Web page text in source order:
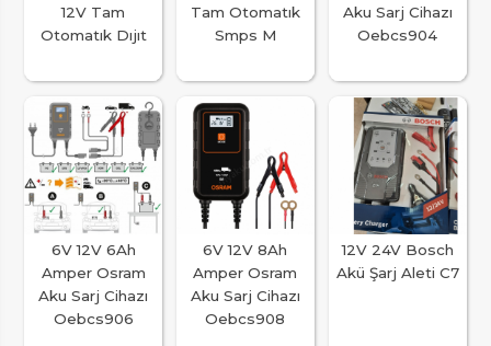
12V Tam
Otomatık Dıjıt
Tam Otomatık
Smps M
Aku Sarj Cihazı
Oebcs904
6V 12V 6Ah
Amper Osram
Aku Sarj Cihazı
Oebcs906
6V 12V 8Ah
Amper Osram
Aku Sarj Cihazı
Oebcs908
12V 24V Bosch
Akü Şarj Aleti C7